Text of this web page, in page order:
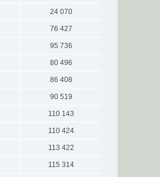
24 070
76 427
95 736
80 496
86 408
90 519
110 143
110 424
113 422
115 314